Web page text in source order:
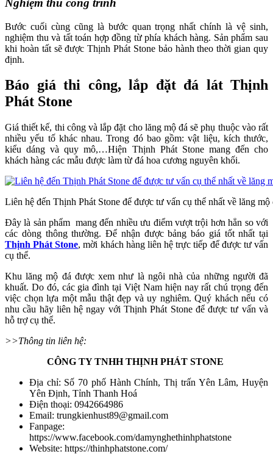
Nghiệm thu công trình
Bước cuối cùng cũng là bước quan trọng nhất chính là vệ sinh,
nghiệm thu và tất toán hợp đồng từ phía khách hàng. Sản phẩm sau
khi hoàn tất sẽ được Thịnh Phát Stone bảo hành theo thời gian quy
định.
Báo giá thi công, lắp đặt đá lát Thịnh
Phát Stone
Giá thiết kế, thi công và lắp đặt cho lăng mộ đá sẽ phụ thuộc vào rất
nhiều yếu tố khác nhau. Trong đó bao gồm: vật liệu, kích thước,
kiểu dáng và quy mô,…Hiện Thịnh Phát Stone mang đến cho
khách hàng các mẫu được làm từ đá hoa cương nguyên khối.
Liên hệ đến Thịnh Phát Stone để được tư vấn cụ thể nhất về lăng mộ
Đây là sản phẩm mang đến nhiều ưu điểm vượt trội hơn hẳn so với
các dòng thông thường. Để nhận được bảng báo giá tốt nhất tại
Thịnh Phát Stone, mời khách hàng liên hệ trực tiếp để được tư vấn
cụ thể.
Khu lăng mộ đá được xem như là ngôi nhà của những người đã
khuất. Do đó, các gia đình tại Việt Nam hiện nay rất chú trọng đến
việc chọn lựa một mẫu thật đẹp và uy nghiêm. Quý khách nếu có
nhu cầu hãy liên hệ ngay với Thịnh Phát Stone để được tư vấn và
hỗ trợ cụ thể.
>>Thông tin liên hệ:
CÔNG TY TNHH THỊNH PHÁT STONE
Địa chỉ: Số 70 phố Hành Chính, Thị trấn Yên Lâm, Huyện
Yên Định, Tỉnh Thanh Hoá
Điện thoại: 0942664986
Email: trungkienhust89@gmail.com
Fanpage:
https://www.facebook.com/damynghethinhphatstone
Website: https://thinhphatstone.com/